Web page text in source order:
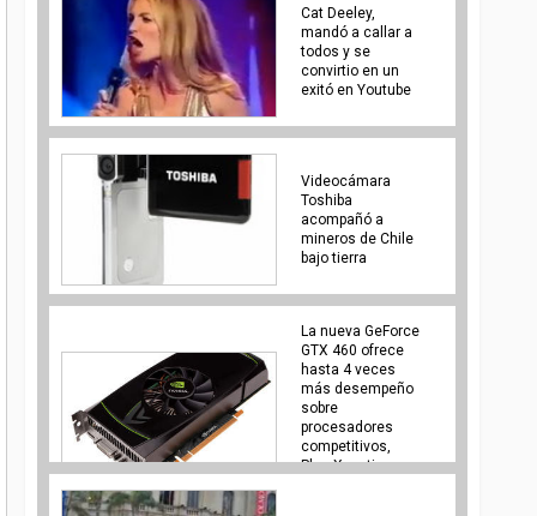
Cat Deeley,
mandó a callar a
todos y se
convirtio en un
exitó en Youtube
Videocámara
Toshiba
acompañó a
mineros de Chile
bajo tierra
La nueva GeForce
GTX 460 ofrece
hasta 4 veces
más desempeño
sobre
procesadores
competitivos,
PhysX en tiempo